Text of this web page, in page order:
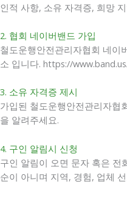
인적 사항, 소유 자격증, 희망
2. 협회 네이버밴드 가입
철도운행안전관리자협회 네이
소 입니다. https://
3. 소유 자격증 제시
가입된 철도운행안전관리자협
을 알려주세요.
4. 구인 알림시 신청
구인 알림이 오면 문자 혹은 전
순이 아니며 지역, 경험, 업체